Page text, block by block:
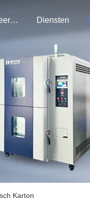
Contacteer Ons Diensten
Karton